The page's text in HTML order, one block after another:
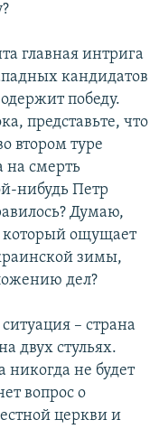
главная интрига
кандидатов
победу.
представьте, что
втором туре
на смерть
нибудь Петр
Думаю,
который ощущает
зимы,
дел?
– страна
двух стульях.
не будет
вопрос о
церкви и